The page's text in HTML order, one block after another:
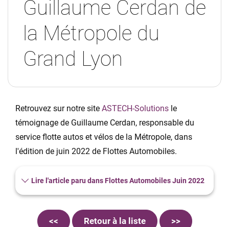
Guillaume Cerdan de
la Métropole du
Grand Lyon
Retrouvez sur notre site ASTECH-Solutions le
témoignage de Guillaume Cerdan, responsable du
service flotte autos et vélos de la Métropole, dans
l'édition de juin 2022 de Flottes Automobiles.
Lire l'article paru dans Flottes Automobiles Juin 2022
<< Retour à la liste >>